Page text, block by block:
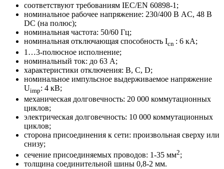
соответствуют требованиям IEC/EN 60898-1;
номинальное рабочее напряжение: 230/400 В AC, 48 В
DC (на полюс);
номинальная частота: 50/60 Гц;
номинальная отключающая способность Icn : 6 кА;
1…3-полюсное исполнение;
номинальный ток: до 63 A;
характеристики отключения: B, C, D;
номинальное импульсное выдерживаемое напряжение
Uimp: 4 кВ;
механическая долговечность: 20 000 коммутационных
циклов;
электрическая долговечность: 10 000 коммутационных
циклов;
сторона присоединения к сети: произвольная сверху или
снизу;
сечение присоединяемых проводов: 1-35 мм2;
толщина соединительной шины 0,8-2 мм.